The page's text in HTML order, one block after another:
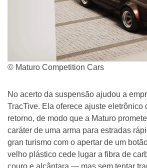
© Maturo Competition Cars
No acerto da suspensão ajudou a
TracTive. Ela oferece ajuste eletrônico
retorno, de modo que a Maturo
caráter de uma arma para estradas
gran turismo com o apertar de um
velho plástico cede lugar a fibra de